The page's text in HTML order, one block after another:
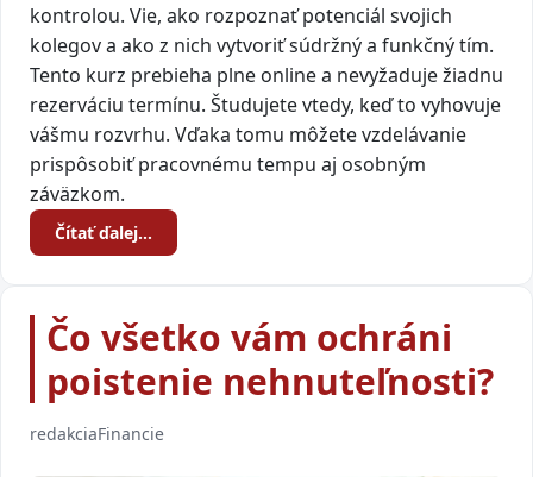
kontrolou. Vie, ako rozpoznať potenciál svojich
kolegov a ako z nich vytvoriť súdržný a funkčný tím.
Tento kurz prebieha plne online a nevyžaduje žiadnu
rezerváciu termínu. Študujete vtedy, keď to vyhovuje
vášmu rozvrhu. Vďaka tomu môžete vzdelávanie
prispôsobiť pracovnému tempu aj osobným
záväzkom.
Čítať ďalej…
Čo všetko vám ochráni
poistenie nehnuteľnosti?
redakciaFinancie